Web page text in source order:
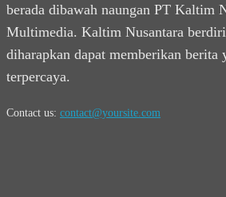
berada dibawah naungan PT Kaltim
Multimedia. Kaltim Nusantara
diharapkan dapat memberikan berita
terpercaya.
Contact us: contact@yoursite.com